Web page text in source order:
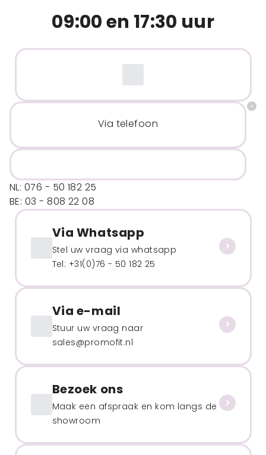
09:00 en 17:30 uur
Via telefoon
NL: 076 - 50 182 25
BE: 03 - 808 22 08
Via Whatsapp
Stel uw vraag via whatsapp
Tel: +31(0)76 - 50 182 25
Via e-mail
Stuur uw vraag naar
sales@promofit.nl
Bezoek ons
Maak een afspraak en kom langs de
showroom